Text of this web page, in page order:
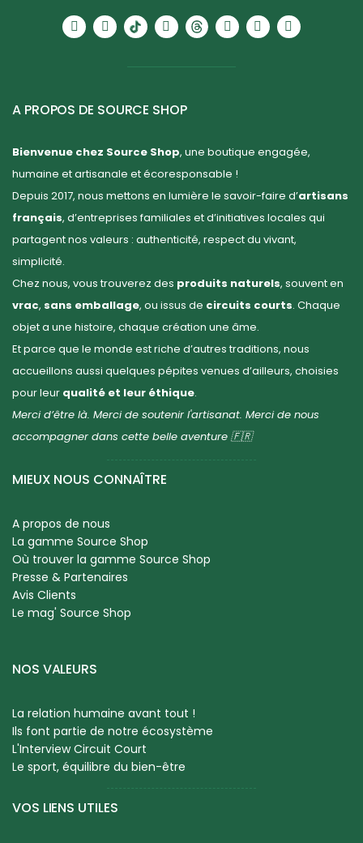
A PROPOS DE SOURCE SHOP
Bienvenue chez Source Shop, une boutique engagée,
humaine et artisanale et écoresponsable !
Depuis 2017, nous mettons en lumière le savoir-faire d’artisans
français, d’entreprises familiales et d’initiatives locales qui
partagent nos valeurs : authenticité, respect du vivant,
simplicité.
Chez nous, vous trouverez des produits naturels, souvent en
vrac, sans emballage, ou issus de circuits courts. Chaque
objet a une histoire, chaque création une âme.
Et parce que le monde est riche d’autres traditions, nous
accueillons aussi quelques pépites venues d’ailleurs, choisies
pour leur qualité et leur éthique.
Merci d’être là. Merci de soutenir l'artisanat. Merci de nous
accompagner dans cette belle aventure 🇫🇷
MIEUX NOUS CONNAÎTRE
A propos de nous
La gamme Source Shop
Où trouver la gamme Source Shop
Presse & Partenaires
Avis Clients
Le mag' Source Shop
NOS VALEURS
La relation humaine avant tout !
Ils font partie de notre écosystème
L'Interview Circuit Court
Le sport, équilibre du bien-être
VOS LIENS UTILES